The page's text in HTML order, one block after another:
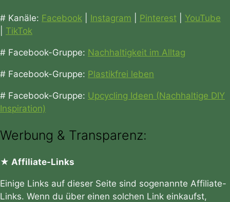
# Kanäle: Facebook Instagram Pinterest
YouTube
TikTok
# Facebook-Gruppe: Nachhaltigkeit im Alltag
# Facebook-Gruppe: Plastikfrei leben
# Facebook-Gruppe: Upcycling Ideen (Nachhaltige DIY
Inspiration)
Werbung & Transparenz:
★ Affiliate-Links
Einige Links auf dieser Seite sind sogenannte Affiliate-
Links. Wenn du über einen solchen Link einkaufst,